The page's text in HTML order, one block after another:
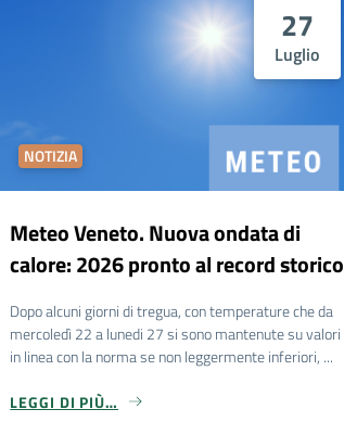
27
Luglio
NOTIZIA
Meteo Veneto. Nuova ondata di
calore: 2026 pronto al record storico
Dopo alcuni giorni di tregua, con temperature che da
mercoledì 22 a lunedi 27 si sono mantenute su valori
in linea con la norma se non leggermente inferiori, ...
LEGGI DI PIÙ…